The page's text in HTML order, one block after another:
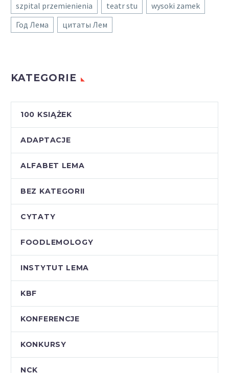
szpital przemienienia teatr stu
wysoki zamek
Год Лема
цитаты Лем
KATEGORIE
100 KSIĄŻEK
ADAPTACJE
ALFABET LEMA
BEZ KATEGORII
CYTATY
FOODLEMOLOGY
INSTYTUT LEMA
KBF
KONFERENCJE
KONKURSY
NCK